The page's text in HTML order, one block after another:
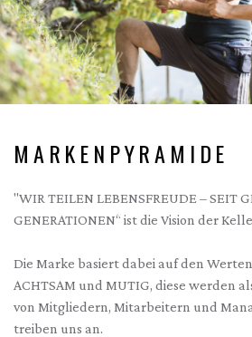
MARKENPYRAMIDE
"WIR TEILEN LEBENSFREUDE – SEIT
GENERATIONEN“ ist die Vision der
Die Marke basiert dabei auf den
ACHTSAM und MUTIG, diese werden
von Mitgliedern, Mitarbeitern und
treiben uns an.